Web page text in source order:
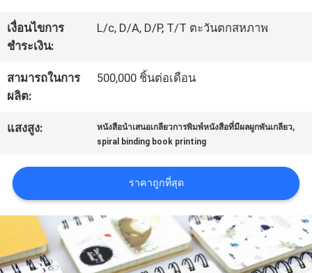
เรา
ขอ
ใบ
เสนอ
แผนผัง
เว็บไซต์
เงื่อนไขการ
ชำระเงิน:
L/c, D/A, D/P, T/T ตะวันตกสหภาพ
สามารถในการ
ผลิต:
500,000 ชิ้นต่อเดือน
แสงสูง: หนังสือนำเสนอเกลียวการพิมพ์หนังสือที่มีผลผูกพันเกลียว,
spiral binding book printing
ราคาถูกที่สุด